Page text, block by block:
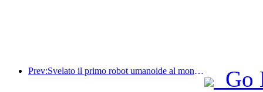
Prev:Svelato il primo robot umanoide al mondo specializzato nei servizi di ristorazione multi-scenario.
Go